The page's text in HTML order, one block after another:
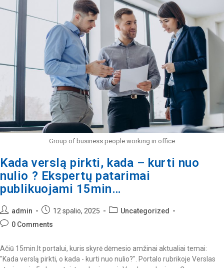
Group of business people working in office
Kada verslą pirkti, kada – kurti nuo
nulio ? Ekspertų patarimai
publikuojami 15min…
admin 12 spalio, 2025
Uncategorized
0 Comments
Ačiū 15min.lt portalui, kuris skyrė dėmesio amžinai aktualiai temai:
"Kada verslą pirkti, o kada - kurti nuo nulio?". Portalo rubrikoje Verslas